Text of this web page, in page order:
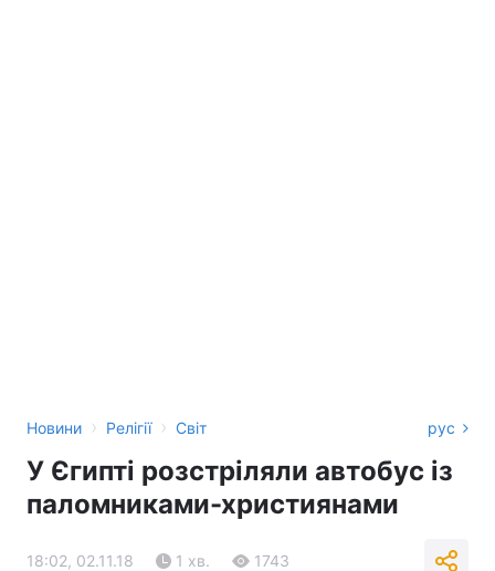
Новини › Релігії › Світ рус
У Єгипті розстріляли автобус із
паломниками-християнами
18:02, 02.11.18 1 хв. 1743